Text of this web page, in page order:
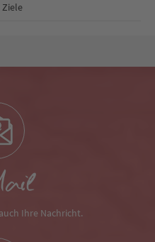
Ziele
Ihre Nachricht.